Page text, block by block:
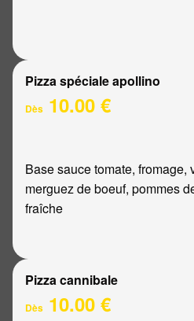
Pizza spéciale apollino
Dès 10.00 €
Base sauce tomate, fromage,
merguez de boeuf, pommes
fraîche
Pizza cannibale
Dès 10.00 €